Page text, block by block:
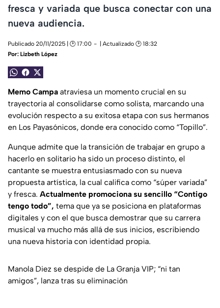
fresca y variada que busca conectar con una
nueva audiencia.
Publicado 20/11/2025 | 🕑 17:00
| Actualizado 🕑 18:32
Por: Lizbeth López
Memo Campa atraviesa un momento crucial en su
trayectoria al consolidarse como solista, marcando una
evolución respecto a su exitosa etapa con sus hermanos
en Los Payasónicos, donde era conocido como “Topillo”.
Aunque admite que la transición de trabajar en grupo a
hacerlo en solitario ha sido un proceso distinto, el
cantante se muestra entusiasmado con su nueva
propuesta artística, la cual califica como “súper variada”
y fresca. Actualmente promociona su sencillo “Contigo
tengo todo”, tema que ya se posiciona en plataformas
digitales y con el que busca demostrar que su carrera
musical va mucho más allá de sus inicios, escribiendo
una nueva historia con identidad propia.
Manola Diez se despide de La Granja VIP; “ni tan
amigos”, lanza tras su eliminación